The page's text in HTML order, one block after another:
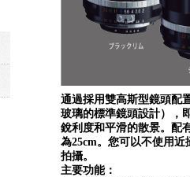
通過採用雙高斯型鏡頭配
玻璃的標準鏡頭設計），
銳利度和平滑的散景。配
為25cm。您可以不使用
拍攝。
主要功能：